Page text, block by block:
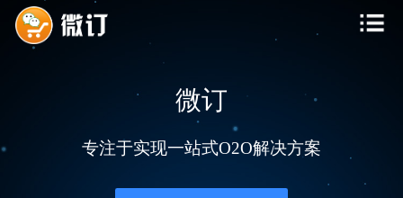
微订
专注于实现一站式O2O解决方案